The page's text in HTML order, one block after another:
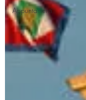
Appuntamenti